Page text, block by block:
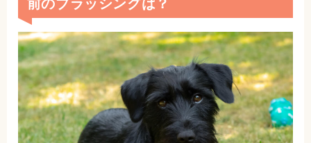
前のブラッシングは？